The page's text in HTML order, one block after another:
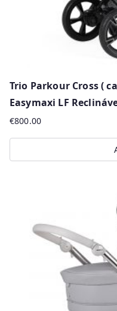
Trio Parkour Cross (
Easymaxi LF
€800.00